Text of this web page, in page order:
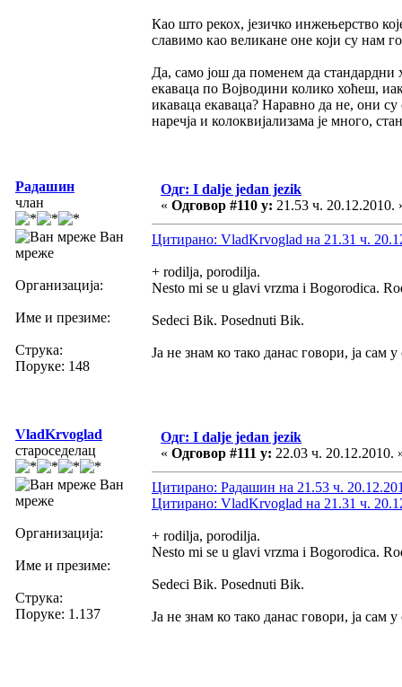
Као што рекох, језичко инжењерство
славимо као великане оне који су нам
Да, само још да поменем да стандардни
екаваца по Војводини колико хоћеш,
икаваца екаваца? Наравно да не, они
наречја и колоквијализама је много,
Радашин
члан
Ван
мреже
Организација:
Име и презиме:
Струка:
Поруке: 148
Одг: I dalje jedan jezik
« Одговор #110 у: 21.53 ч. 20.12.2010.
Цитирано: VladKrvoglad на 21.31 ч.
+ rodilja, porodilja.
Nesto mi se u glavi vrzma i Bogorodica.
Sedeci Bik. Posednuti Bik.
Ја не знам ко тако данас говори, ја сам
VladKrvoglad
староседелац
Ван
мреже
Организација:
Име и презиме:
Струка:
Поруке: 1.137
Одг: I dalje jedan jezik
« Одговор #111 у: 22.03 ч. 20.12.2010.
Цитирано: Радашин на 21.53 ч.
Цитирано: VladKrvoglad на 21.31 ч.
+ rodilja, porodilja.
Nesto mi se u glavi vrzma i Bogorodica.
Sedeci Bik. Posednuti Bik.
Ја не знам ко тако данас говори, ја сам